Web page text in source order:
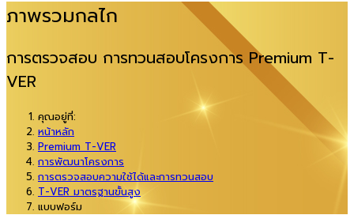
ภาพรวมกลไก
การตรวจสอบ การทวนสอบโครงการ Premium T-
VER
คุณอยู่ที่:
หน้าหลัก
Premium T-VER
การพัฒนาโครงการ
การตรวจสอบความใช้ได้และการทวนสอบ
T-VER มาตรฐานขั้นสูง
แบบฟอร์ม